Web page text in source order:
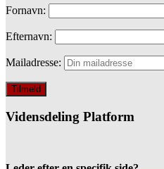
Fornavn:
Efternavn:
Mailadresse:
Vidensdeling Platform